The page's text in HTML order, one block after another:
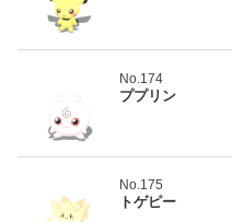
No.174
ププリン
No.175
トゲピー